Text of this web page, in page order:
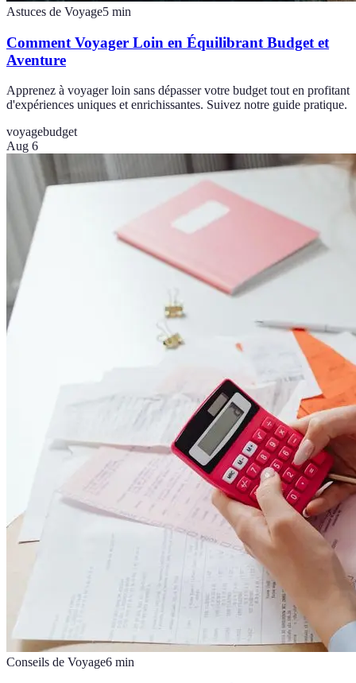
Astuces de Voyage5 min
Comment Voyager Loin en Équilibrant Budget et
Aventure
Apprenez à voyager loin sans dépasser votre budget tout en profitant
d'expériences uniques et enrichissantes. Suivez notre guide pratique.
voyagebudget
Aug 6
Conseils de Voyage6 min